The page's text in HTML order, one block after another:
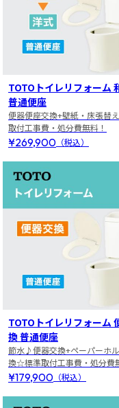
TOTOトイレリフォーム
普通便座
便器便座交換+壁紙・床張替
取付工事費・処分費無料！
¥269,900 （税込）
TOTOトイレリフォーム
換 普通便座
節水♪便器交換+ペーパーホ
換☆標準取付工事費・処分費
¥179,900 （税込）